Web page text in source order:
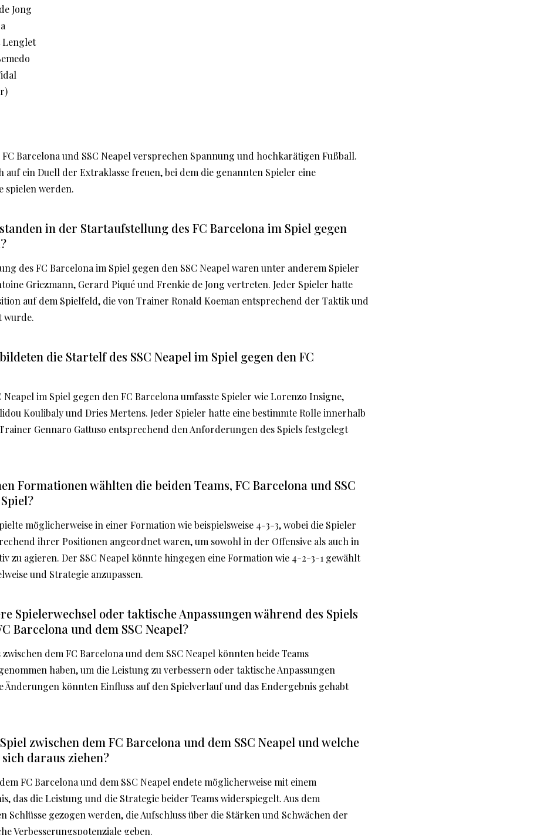
Jong
Lenglet
FC Barcelona und SSC Neapel versprechen Spannung und hochkarätigen Fußball.
auf ein Duell der Extraklasse freuen, bei dem die genannten Spieler eine
spielen werden.
in der Startaufstellung des FC Barcelona im Spiel gegen
des FC Barcelona im Spiel gegen den SSC Neapel waren unter anderem Spieler
Griezmann, Gerard Piqué und Frenkie de Jong vertreten. Jeder Spieler hatte
auf dem Spielfeld, die von Trainer Ronald Koeman entsprechend der Taktik und
wurde.
die Startelf des SSC Neapel im Spiel gegen den FC
Neapel im Spiel gegen den FC Barcelona umfasste Spieler wie Lorenzo Insigne,
Koulibaly und Dries Mertens. Jeder Spieler hatte eine bestimmte Rolle innerhalb
Gennaro Gattuso entsprechend den Anforderungen des Spiels festgelegt
Formationen wählten die beiden Teams, FC Barcelona und SSC
möglicherweise in einer Formation wie beispielsweise 4-3-3, wobei die Spieler
ihrer Positionen angeordnet waren, um sowohl in der Offensive als auch in
zu agieren. Der SSC Neapel könnte hingegen eine Formation wie 4-2-3-1 gewählt
und Strategie anzupassen.
Spielerwechsel oder taktische Anpassungen während des Spiels
Barcelona und dem SSC Neapel?
dem FC Barcelona und dem SSC Neapel könnten beide Teams
haben, um die Leistung zu verbessern oder taktische Anpassungen
Änderungen könnten Einfluss auf den Spielverlauf und das Endergebnis gehabt
zwischen dem FC Barcelona und dem SSC Neapel und welche
sich daraus ziehen?
FC Barcelona und dem SSC Neapel endete möglicherweise mit einem
das die Leistung und die Strategie beider Teams widerspiegelt. Aus dem
Schlüsse gezogen werden, die Aufschluss über die Stärken und Schwächen der
Verbesserungspotenziale geben.